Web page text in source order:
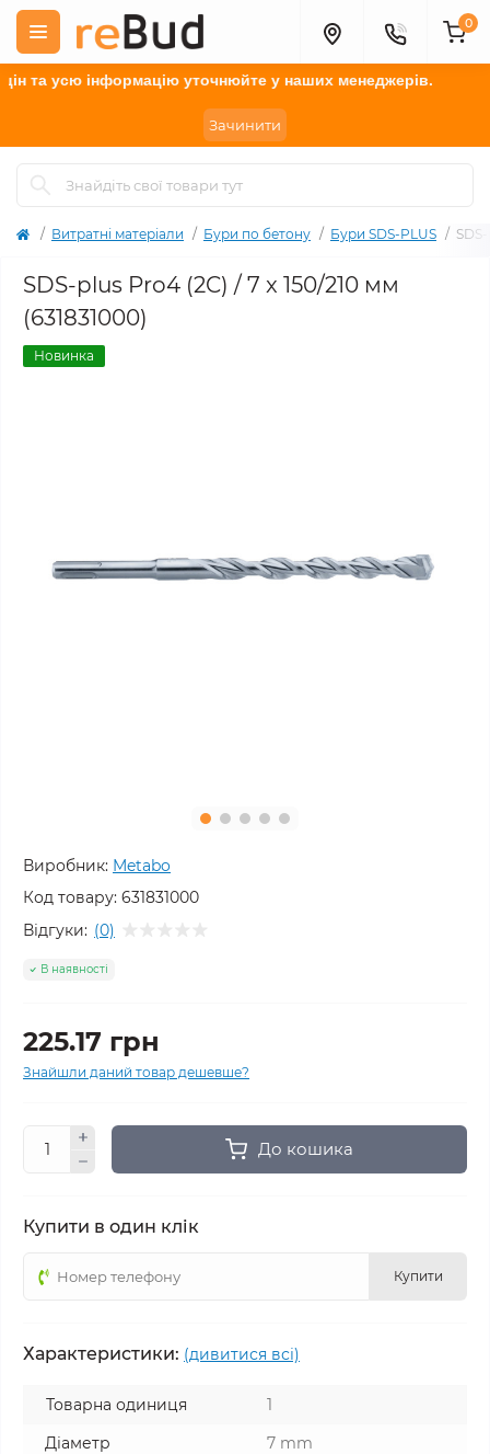
та усю інформацію уточнюйтеу наших менеджерів.
Зачинити
0
Витратні матеріали Бури по бетону Бури SDS-PLUS
SDS-plus Pro4 (2C) / 7 x 150/210 мм
(631831000)
Новинка
Виробник: Metabo
Код товару: 631831000
Відгуки: (0)
В наявності
225.17 грн
Знайшли даний товар дешевше?
До кошика
Купити в один клік
Купити
Характеристики: (дивитися всі)
Товарна одиниця
1
Діаметр
7 mm